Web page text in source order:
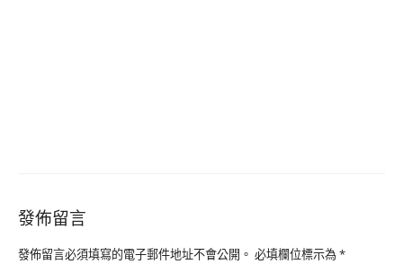
發佈留言
發佈留言必須填寫的電子郵件地址不會公開。 必填欄位標示為*